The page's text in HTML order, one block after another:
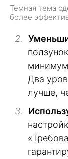
Темная тема
более
Два
лучше,